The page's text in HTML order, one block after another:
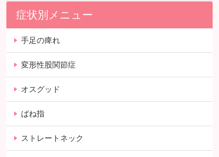
症状別メニュー
手足の痺れ
変形性股関節症
オスグッド
ばね指
ストレートネック